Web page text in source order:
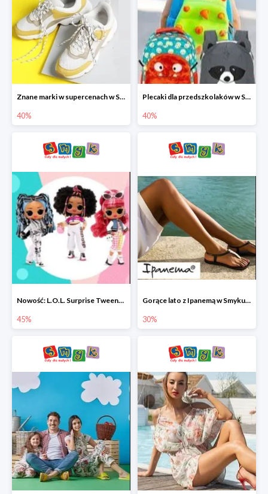
Znane marki w supercenach w Smyku - buty do -40%
40%
Plecaki dla przedszkolaków w Smyku do -40%
40%
Nowość: L.O.L. Surprise Tweens Doll w Smyku do -45%
45%
Gorące lato z Ipanemą w Smyku do -30%
30%